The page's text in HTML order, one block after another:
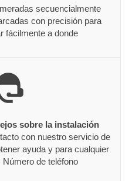
secuencialmente
con precisión para
fácilmente a donde
sobre la instalación
con nuestro servicio de
ayuda y para cualquier
Número de teléfono